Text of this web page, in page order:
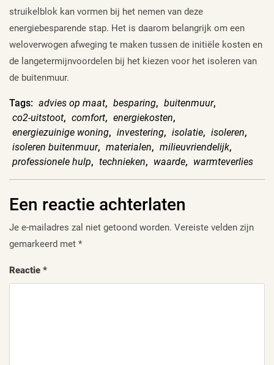
struikelblok kan vormen bij het nemen van deze
energiebesparende stap. Het is daarom belangrijk om een
weloverwogen afweging te maken tussen de initiële kosten en
de langetermijnvoordelen bij het kiezen voor het isoleren van
de buitenmuur.
Tags: advies op maat, besparing, buitenmuur,
co2-uitstoot, comfort, energiekosten,
energiezuinige woning, investering, isolatie, isoleren,
isoleren buitenmuur, materialen, milieuvriendelijk,
professionele hulp, technieken, waarde, warmteverlies
Een reactie achterlaten
Je e-mailadres zal niet getoond worden. Vereiste velden zijn
gemarkeerd met *
Reactie *